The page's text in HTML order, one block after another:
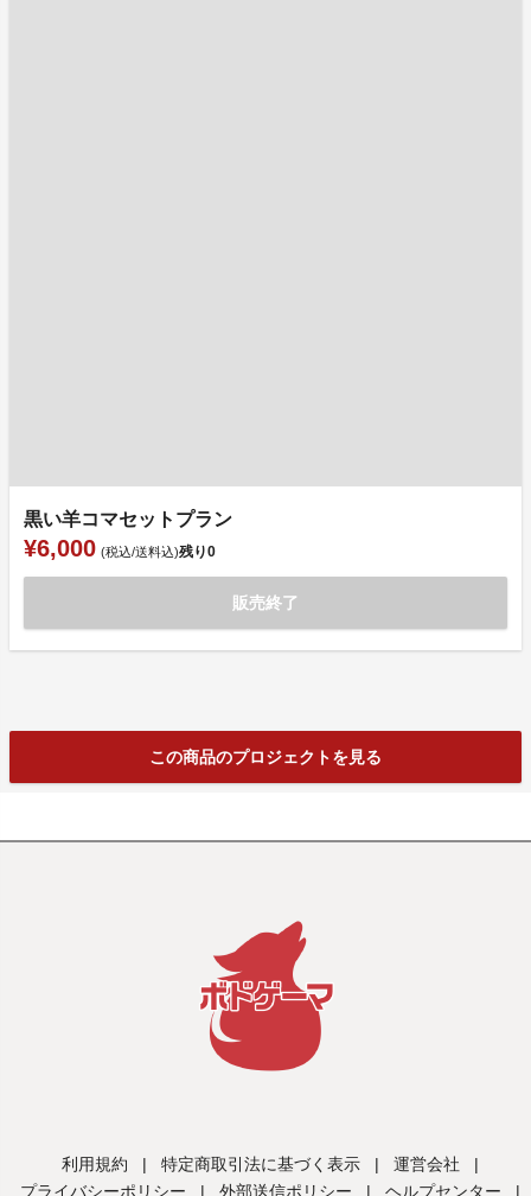
黒い羊コマセットプラン
¥6,000 (税込/送料込)残り0
販売終了
この商品のプロジェクトを見る
利用規約 | 特定商取引法に基づく表示 | 運営会社
|
プライバシーポリシー
| 外部送信ポリシー | ヘルプセンター |